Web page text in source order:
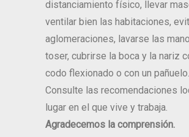
distanciamiento físico, llevar
ventilar bien las habitaciones,
aglomeraciones, lavarse las
toser, cubrirse la boca y la nariz
codo flexionado o con un pañuelo.
Consulte las recomendaciones
lugar en el que vive y trabaja.
Agradecemos la comprensión.